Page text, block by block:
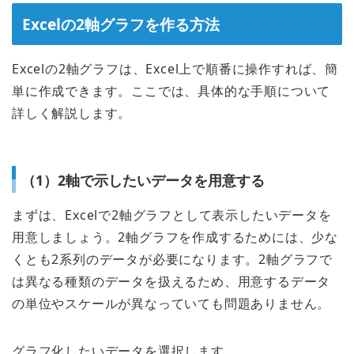
Excelの2軸グラフを作る方法
Excelの2軸グラフは、Excel上で順番に操作すれば、簡
単に作成できます。ここでは、具体的な手順について
詳しく解説します。
（1）2軸で示したいデータを用意する
まずは、Excelで2軸グラフとして表示したいデータを
用意しましょう。2軸グラフを作成するためには、少な
くとも2系列のデータが必要になります。2軸グラフで
は異なる種類のデータを扱えるため、用意するデータ
の単位やスケールが異なっていても問題ありません。